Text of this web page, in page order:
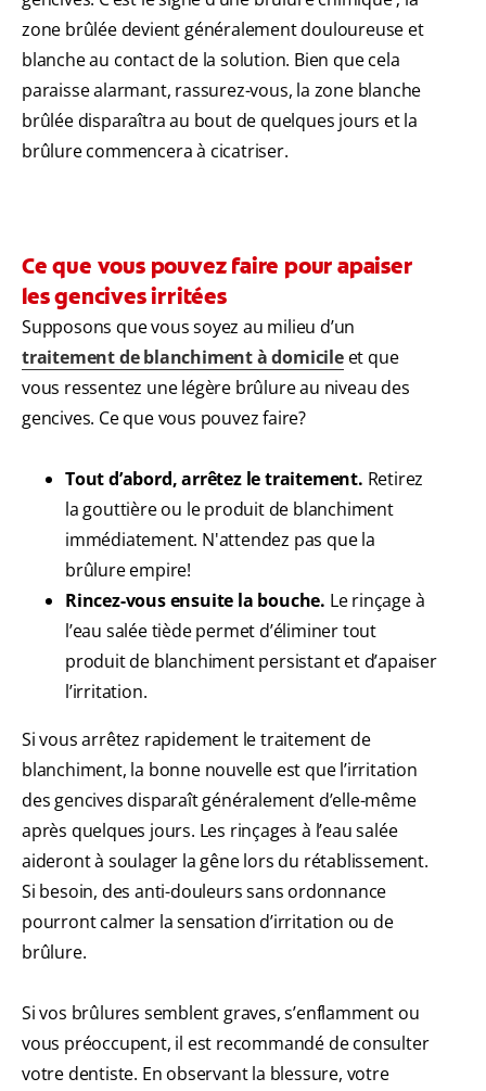
zone brûlée devient généralement douloureuse et
blanche au contact de la solution. Bien que cela
paraisse alarmant, rassurez-vous, la zone blanche
brûlée disparaîtra au bout de quelques jours et la
brûlure commencera à cicatriser.
Ce que vous pouvez faire pour apaiser
les gencives irritées
Supposons que vous soyez au milieu d’un
traitement de blanchiment à domicileet que
vous ressentez une légère brûlure au niveau des
gencives. Ce que vous pouvez faire?
Tout d’abord, arrêtez le traitement. Retirez
la gouttière ou le produit de blanchiment
immédiatement. N'attendez pas que la
brûlure empire!
Rincez-vous ensuite la bouche. Le rinçage à
l’eau salée tiède permet d’éliminer tout
produit de blanchiment persistant et d’apaiser
l’irritation.
Si vous arrêtez rapidement le traitement de
blanchiment, la bonne nouvelle est que l’irritation
des gencives disparaît généralement d’elle-même
après quelques jours. Les rinçages à l’eau salée
aideront à soulager la gêne lors du rétablissement.
Si besoin, des anti-douleurs sans ordonnance
pourront calmer la sensation d’irritation ou de
brûlure.
Si vos brûlures semblent graves, s’enflamment ou
vous préoccupent, il est recommandé de consulter
votre dentiste. En observant la blessure, votre